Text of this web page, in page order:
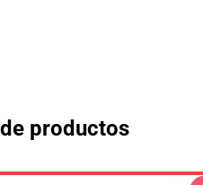
productos